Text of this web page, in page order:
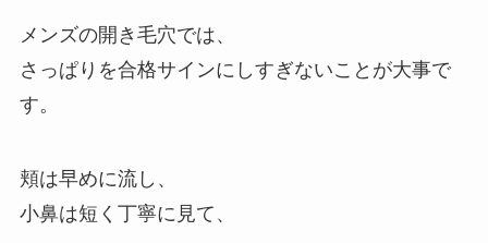
メンズの開き毛穴では、
さっぱりを合格サインにしすぎないことが大事で
す。
頬は早めに流し、
小鼻は短く丁寧に見て、